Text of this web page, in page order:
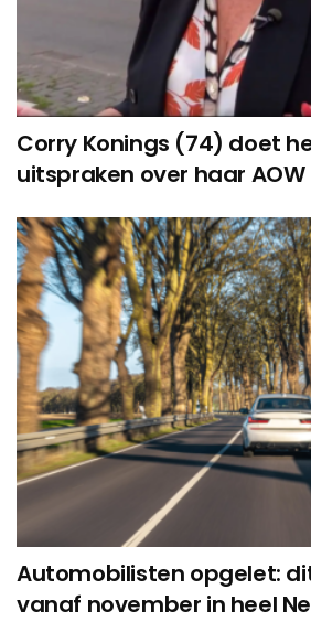
Corry Konings (74) doet
uitspraken over haar AOW
Automobilisten opgelet:
vanaf november in heel